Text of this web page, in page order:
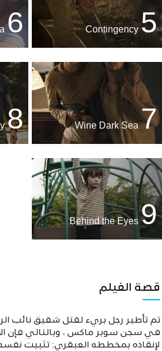
5
6
7
Wine Dark Sea
8
Progeny
9
Behind the Eyes
قصة الفيلم
تم تأطير رجل بريء لقتل شقيق نائب
في سجن سوبر ماكس ، وبالتالي فإن
لإنقاذه بمخططه العبقري: تثبيت